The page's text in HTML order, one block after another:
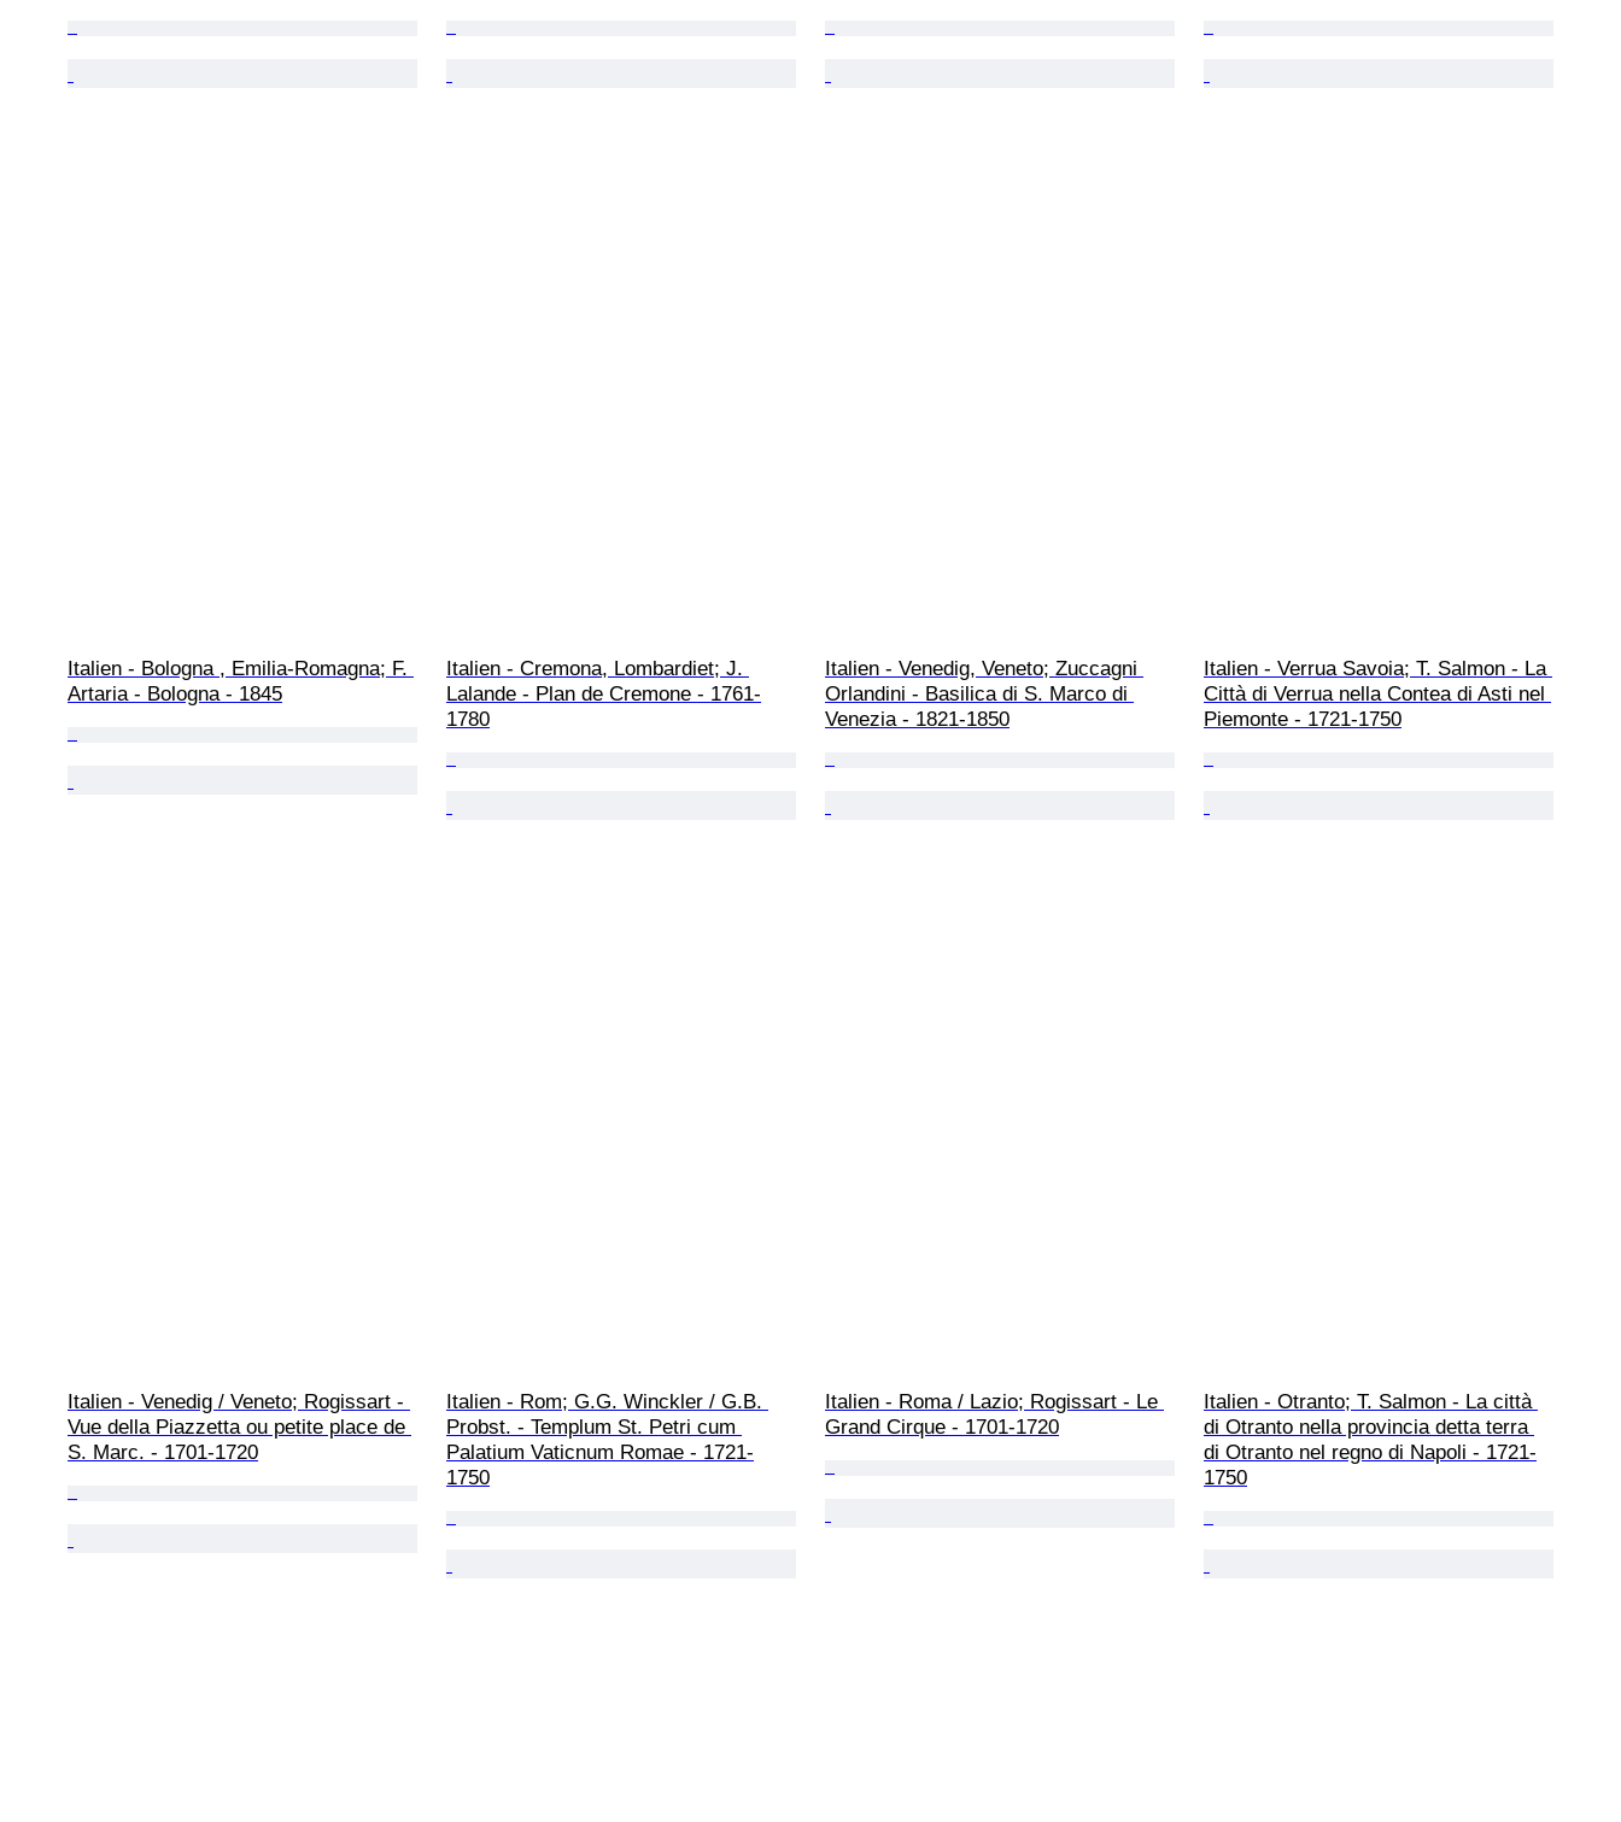
Italien - Bologna , Emilia-Romagna; F.
Artaria - Bologna - 1845
Italien - Cremona, Lombardiet; J.
Lalande - Plan de Cremone - 1761-
1780
Italien - Venedig, Veneto; Zuccagni
Orlandini - Basilica di S. Marco di
Venezia - 1821-1850
Italien - Verrua Savoia; T. Salmon - La
Città di Verrua nella Contea di Asti nel
Piemonte - 1721-1750
Italien - Venedig / Veneto; Rogissart -
Vue della Piazzetta ou petite place de
S. Marc. - 1701-1720
Italien - Rom; G.G. Winckler / G.B.
Probst. - Templum St. Petri cum
Palatium Vaticnum Romae - 1721-
1750
Italien - Roma / Lazio; Rogissart - Le
Grand Cirque - 1701-1720
Italien - Otranto; T. Salmon - La città
di Otranto nella provincia detta terra
di Otranto nel regno di Napoli - 1721-
1750